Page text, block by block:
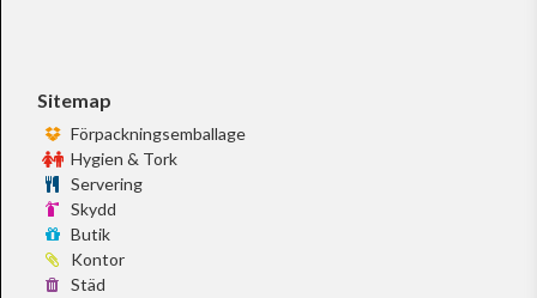
Sitemap
Förpackningsemballage
Hygien & Tork
Servering
Skydd
Butik
Kontor
Städ